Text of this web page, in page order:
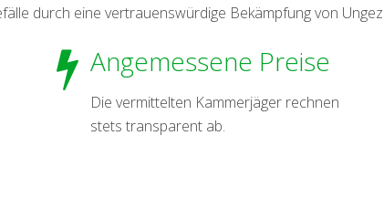
durch eine vertrauenswürdige Bekämpfung von
Angemessene Preise
Die vermittelten Kammerjäger rechnen
stets transparent ab.